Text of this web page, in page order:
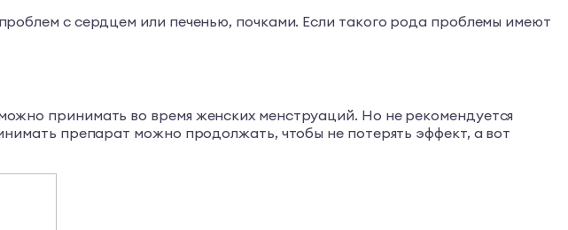
с сердцем или печенью, почками. Если такого рода проблемы имеют
принимать во время женских менструаций. Но не рекомендуется
препарат можно продолжать, чтобы не потерять эффект, а вот